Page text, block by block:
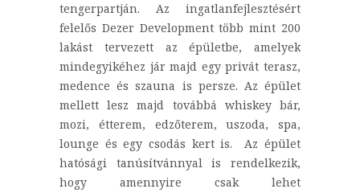
tengerpartján. Az ingatlanfejlesztésért
felelős Dezer Development több mint 200
lakást tervezett az épületbe, amelyek
mindegyikéhez jár majd egy privát terasz,
medence és szauna is persze. Az épület
mellett lesz majd továbbá whiskey bár,
mozi, étterem, edzőterem, uszoda, spa,
lounge és egy csodás kert is. Az épület
hatósági tanúsítvánnyal is rendelkezik,
hogy amennyire csak lehet